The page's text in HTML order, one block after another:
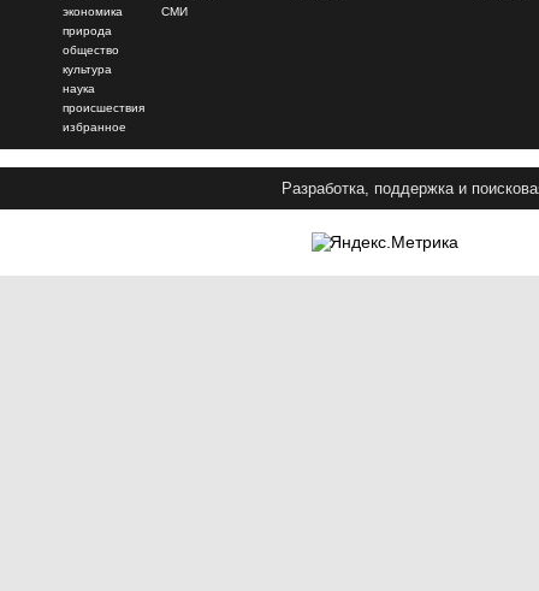
экономика
природа
общество
культура
наука
происшествия
избранное
СМИ
Разработка, поддержка и